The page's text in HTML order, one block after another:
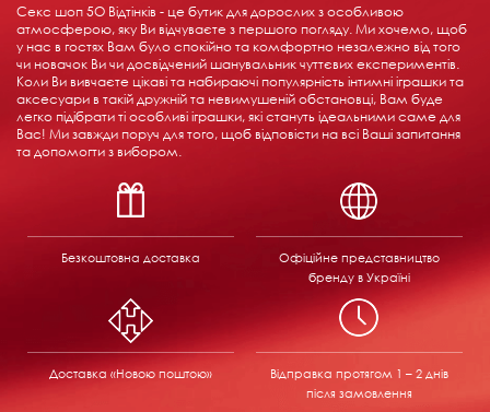
Секс шоп 5О Відтінків - це бутик для дорослих з особливою
атмосферою, яку Ви відчуваєте з першого погляду. Ми хочемо, щоб
у нас в гостях Вам було спокійно та комфортно незалежно від того
чи новачок Ви чи досвідчений шанувальник чуттєвих експериментів.
Коли Ви вивчаєте цікаві та набираючі популярність інтимні іграшки та
аксесуари в такій дружній та невимушеній обстановці, Вам буде
легко підібрати ті особливі іграшки, які стануть ідеальними саме для
Вас! Ми завжди поруч для того, щоб відповісти на всі Ваші запитання
та допомогти з вибором.
Безкоштовна доставка
Офіційне представництво
бренду в Україні
Доставка «Новою поштою» Відправка протягом 1 – 2 днів
після замовлення